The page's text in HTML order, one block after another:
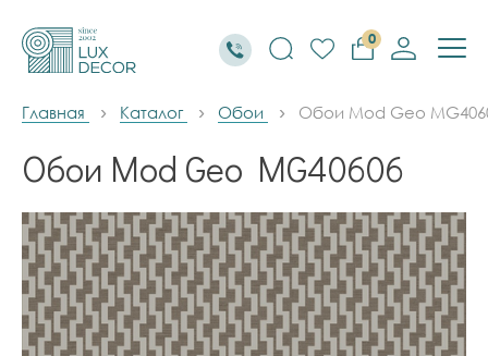
0
Главная Каталог Обои Обои Mod Geo
Обои Mod Geo MG40606